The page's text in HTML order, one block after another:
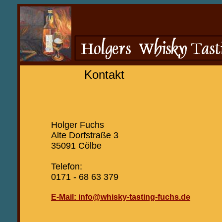
Kontakt
Holger Fuchs
Alte Dorfstraße 3
35091 Cölbe
Telefon:
0171 - 68 63 379
E-Mail: info@whisky-tasting-fuchs.de